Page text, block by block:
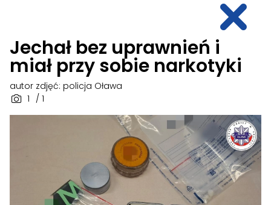
Jechał bez uprawnień i
miał przy sobie narkotyki
1 / 1
autor zdjęć: policja Oława